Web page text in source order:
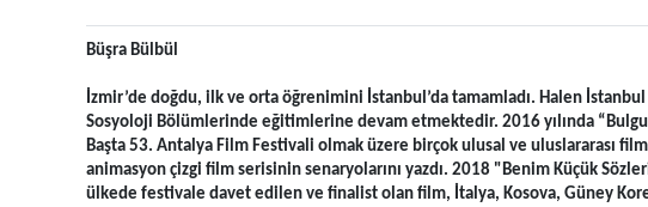
Büşra Bülbül
İzmir’de doğdu, ilk ve orta öğrenimini İstanbul’da tamamladı. Halen
Sosyoloji Bölümlerinde eğitimlerine devam etmektedir. 2016 yılında
Başta 53. Antalya Film Festivali olmak üzere birçok ulusal ve uluslararası
animasyon çizgi film serisinin senaryolarını yazdı. 2018 "Benim Küçük
ülkede festivale davet edilen ve finalist olan film, İtalya, Kosova, Güney